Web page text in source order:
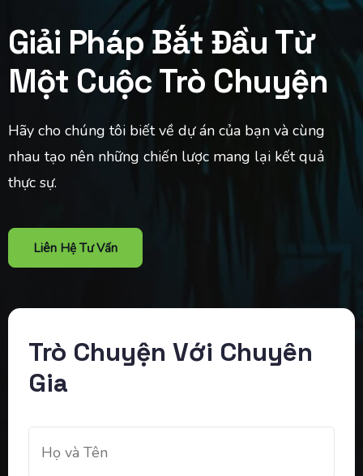
Giải Pháp Bắt Đầu Từ
Một Cuộc Trò Chuyện
Hãy cho chúng tôi biết về dự án của bạn và cùng
nhau tạo nên những chiến lược mang lại kết quả
thực sự.
Liên Hệ Tư Vấn
Trò Chuyện Với Chuyên
Gia